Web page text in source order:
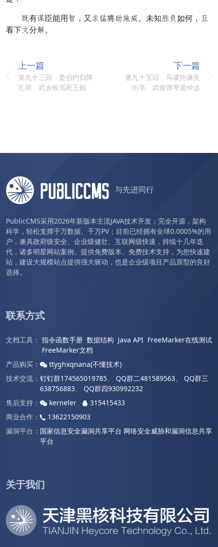
治有休臣能用东，又丰搜将食方御。未知凡骆如何，止
看下王分央。
上一篇
第九十三回 姜伯约归降
孔明 武乡侯骂死王朝
下一篇
第九十五回 马谡拒谏失
街亭 武侯弹琴退仲达
与先进同行
PublicCMS采用2026年新版本主流JAVA技术开发；完全开源，架构
科学，轻松支撑千万数据、千万PV；目前已经拥有全球0.0005%的用
户，兼具政府级安全、企业级健壮、互联网级快速，持续十几年迭
代，诸多明星网站案例。提供免费版本、免费技术支持，为您快速建
站，建设大规模站点提供强大驱动，也是企业级项目产品原型的良好
选择。
联系方式
文档工具： 指令函数手册 数据结构 Java API FreeMarker在线测试
FreeMarker文档
产品购买：
ttyghxqnana(不懂技术)
技术交流： 钉钉群174565019785、 QQ群二481589563、 QQ群三
638756883、 QQ群四930992232
售后支持：
kerneler
315415433
商业合作：
13622150903
漏洞平台： 国家信息安全漏洞共享平台 网络安全威胁和漏洞信息共享
平台
关于我们